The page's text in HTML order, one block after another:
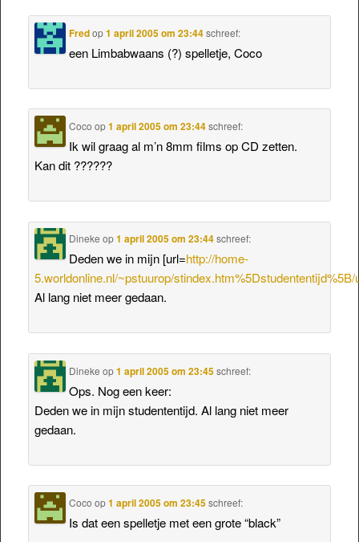
Fredop1 april 2005 om 23:44 schreef:
een Limbabwaans (?) spelletje, Coco
Coco op1 april 2005 om 23:44 schreef:
Ik wil graag al m’n 8mm films op CD zetten.
Kan dit ??????
Dineke op1 april 2005 om 23:44 schreef:
Deden we in mijn [url=http://home-
5.worldonline.nl/~pstuurop/stindex.htm%5Dstudententijd%5B/
Al lang niet meer gedaan.
Dineke op1 april 2005 om 23:45 schreef:
Ops. Nog een keer:
Deden we in mijn studententijd. Al lang niet meer
gedaan.
Coco op1 april 2005 om 23:45 schreef:
Is dat een spelletje met een grote “black”